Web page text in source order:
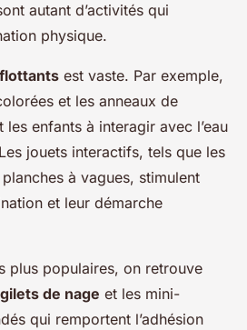
autant d’activités qui
physique.
est vaste. Par exemple,
et les anneaux de
enfants à interagir avec l’eau
jouets interactifs, tels que les
à vagues, stimulent
et leur démarche
plus populaires, on retrouve
de nage et les mini-
qui remportent l’adhésion